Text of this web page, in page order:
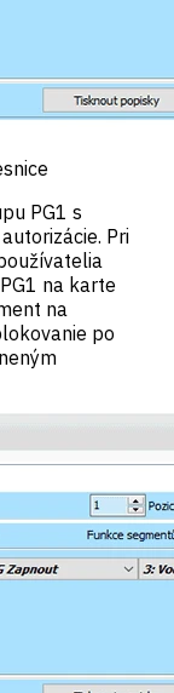
PG1 s
Pri
na karte
na
po